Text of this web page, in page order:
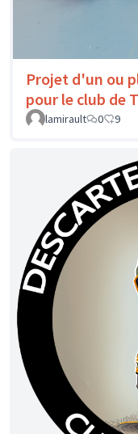
Projet d'un ou
pour le club de
lamirault
0 9